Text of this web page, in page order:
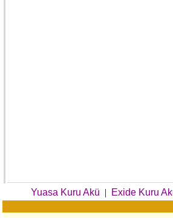
Yuasa Kuru Akü | Exide Kuru